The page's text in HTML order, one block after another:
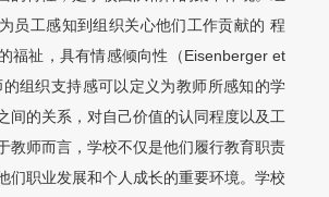
员工感知到组织关心他们工作贡献的 程
福祉，具有情感倾向性（Eisenberger et
组织支持感可以定义为教师所感知的学
间的关系，对自己价值的认同程度以及工
教师而言，学校不仅是他们履行教育职责
们职业发展和个人成长的重要环境。学校